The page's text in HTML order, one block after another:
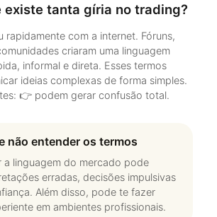
existe tanta gíria no trading?
rapidamente com a internet. Fóruns,
criaram uma linguagem
informal e direta. Esses termos
ideias complexas de forma simples.
👉 podem gerar confusão total.
não entender os termos
a linguagem do mercado pode
erradas, decisões impulsivas
Além disso, pode te fazer
em ambientes profissionais.